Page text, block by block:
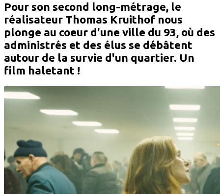
Pour son second long-métrage, le
réalisateur Thomas Kruithof nous
plonge au coeur d'une ville du 93, où des
administrés et des élus se débâtent
autour de la survie d'un quartier. Un
film haletant !